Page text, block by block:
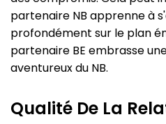
partenaire NB apprenne à
profondément sur le plan
partenaire BE embrasse
aventureux du NB.
Qualité De La